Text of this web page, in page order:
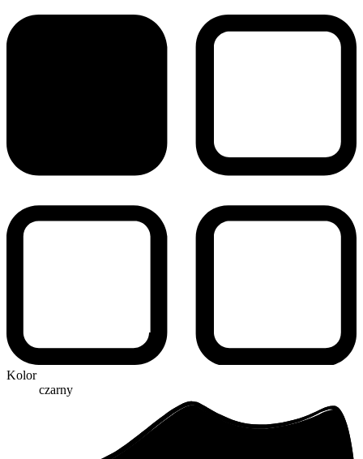
Kolor
czarny